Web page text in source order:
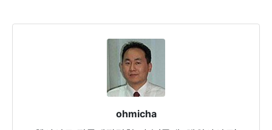
ohmicha